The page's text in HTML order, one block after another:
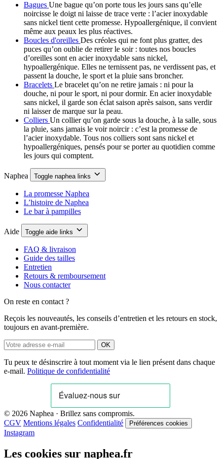
Bagues Une bague qu’on porte tous les jours sans qu’elle
noircisse le doigt ni laisse de trace verte : l’acier inoxydable
sans nickel tient cette promesse. Hypoallergénique, il convient
même aux peaux les plus réactives.
Boucles d'oreilles Des créoles qui ne font plus gratter, des
puces qu’on oublie de retirer le soir : toutes nos boucles
d’oreilles sont en acier inoxydable sans nickel,
hypoallergénique. Elles ne ternissent pas, ne verdissent pas, et
passent la douche, le sport et la pluie sans broncher.
Bracelets Le bracelet qu’on ne retire jamais : ni pour la
douche, ni pour le sport, ni pour dormir. En acier inoxydable
sans nickel, il garde son éclat saison après saison, sans verdir
ni laisser de marque sur la peau.
Colliers Un collier qu’on garde sous la douche, à la salle, sous
la pluie, sans jamais le voir noircir : c’est la promesse de
l’acier inoxydable. Tous nos colliers sont sans nickel et
hypoallergéniques, pensés pour se porter au quotidien comme
les jours qui comptent.
Naphea Toggle naphea links
La promesse Naphea
L’histoire de Naphea
Le bar à pampilles
Aide Toggle aide links
FAQ & livraison
Guide des tailles
Entretien
Retours & remboursement
Nous contacter
On reste en contact ?
Reçois les nouveautés, les conseils d’entretien et les retours en stock,
toujours en avant-première.
OK
Tu peux te désinscrire à tout moment via le lien présent dans chaque
e-mail. Politique de confidentialité
© 2026 Naphea · Brillez sans compromis.
CGV Mentions légales Confidentialité Préférences cookies
Instagram
Les cookies sur naphea.fr